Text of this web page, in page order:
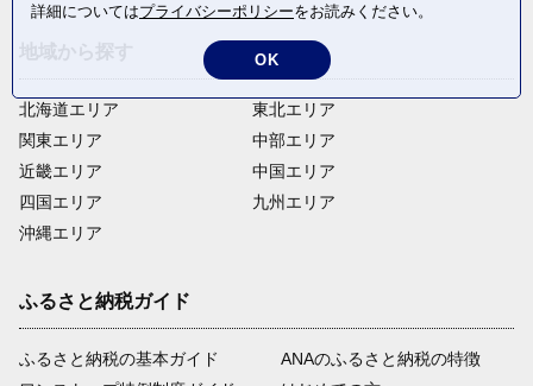
北海道エリア
関東エリア
近畿エリア
四国エリア
沖縄エリア
東北エリア
中部エリア
中国エリア
九州エリア
ふるさと納税ガイド
ふるさと納税の基本ガイド
ANAのふるさと納税の特徴
詳細についてはプライバシーポリシーをお読みください。
OK